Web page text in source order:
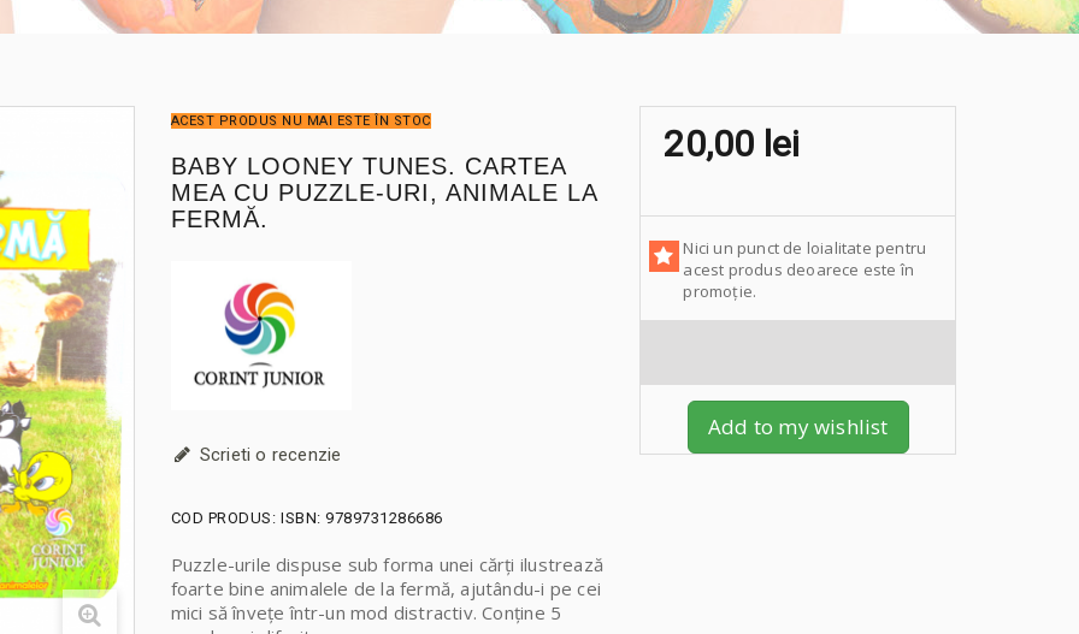
ACEST PRODUS NU MAI ESTE ÎN STOC
BABY LOONEY TUNES. CARTEA
MEA CU PUZZLE-URI, ANIMALE LA
FERMĂ.
Scrieti o recenzie
COD PRODUS: ISBN: 9789731286686
Puzzle-urile dispuse sub forma unei cărți ilustrează
foarte bine animalele de la fermă, ajutându-i pe cei
mici să învețe într-un mod distractiv. Conține 5
20,00 lei
Nici un punct de loialitate pentru
acest produs deoarece este în
promoție.
Add to my wishlist